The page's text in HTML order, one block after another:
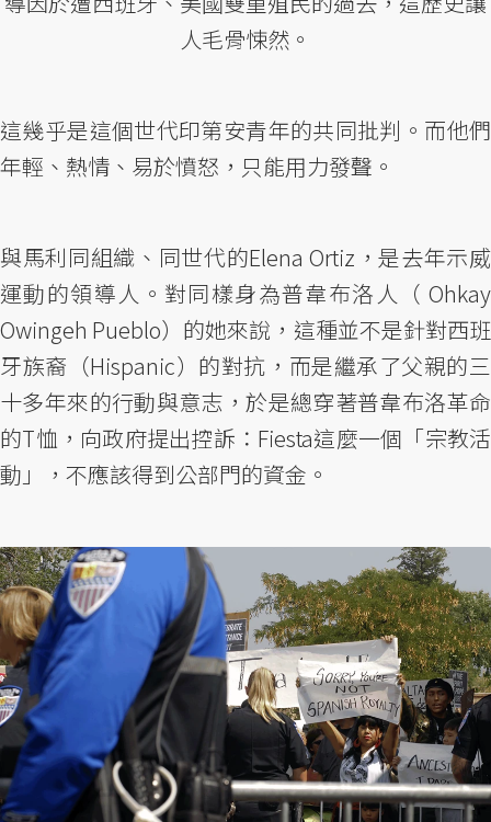
人毛骨悚然。
這幾乎是這個世代印第安青年的共同批判。而他們
年輕、熱情、易於憤怒，只能用力發聲。
與馬利同組織、同世代的Elena Ortiz，是去年示威
運動的領導人。對同樣身為普韋布洛人（ Ohkay
Owingeh Pueblo）的她來說，這種並不是針對西班
牙族裔（Hispanic）的對抗，而是繼承了父親的三
十多年來的行動與意志，於是總穿著普韋布洛革命
的T恤，向政府提出控訴：Fiesta這麼一個「宗教活
動」，不應該得到公部門的資金。